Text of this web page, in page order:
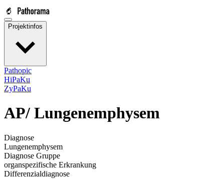
Projektinfos
Pathopic
HiPaKu
ZyPaKu
AP/ Lungenemphysem
Diagnose
Lungenemphysem
Diagnose Gruppe
organspezifische Erkrankung
Differenzialdiagnose